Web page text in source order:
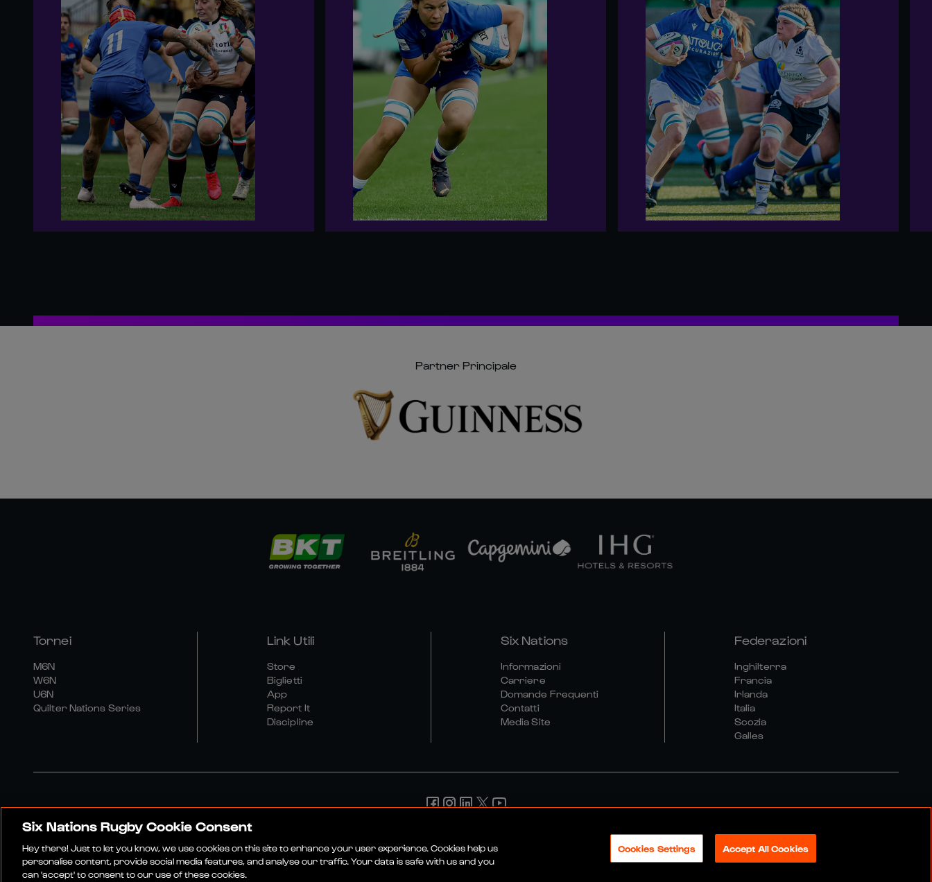
Partner Principale
Tornei
M6N
W6N
U6N
Quilter Nations Series
Link Utili
Store
Biglietti
App
Report It
Discipline
Six Nations
Informazioni
Carriere
Domande Frequenti
Contatti
Media Site
Federazioni
Inghilterra
Francia
Irlanda
Italia
Scozia
Galles
Informativa Sui CookiePolitica Sociale E Digitale
Six Nations Rugby Cookie Consent
Hey there! Just to let you know, we use cookies on this site to enhance your user experience. Cookies help us
personalise content, provide social media features, and analyse our traffic. Your data is safe with us and you
can 'accept' to consent to our use of these cookies.
Cookies Settings Accept All Cookies